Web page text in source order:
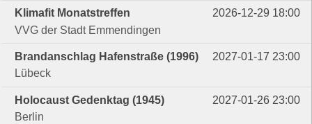
Klimafit Monatstreffen
2026-12-29 18:00
VVG der Stadt Emmendingen
Brandanschlag Hafenstraße (1996)
2027-01-17 23:00
Lübeck
Holocaust Gedenktag (1945)
2027-01-26 23:00
Berlin